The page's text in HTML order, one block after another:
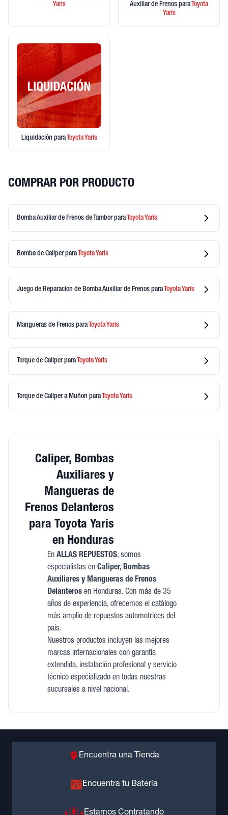
Yaris
Auxiliar de Frenos para Toyota
Yaris
Liquidación para ToyotaYaris
COMPRAR POR PRODUCTO
Bomba Auxiliar de Frenos de TamborparaToyotaYaris
Bomba de CaliperparaToyotaYaris
Juego de Reparacion de Bomba Auxiliar de Frenos paraToyotaYaris
Mangueras de Frenos paraToyotaYaris
Torque de CaliperparaToyotaYaris
Torque de Caliper a Muñon paraToyotaYaris
Caliper, Bombas
Auxiliares y
Mangueras de
Frenos Delanteros
para Toyota Yaris
en Honduras
En ALLAS REPUESTOS, somos
especialistas en Caliper, Bombas
Auxiliares y Mangueras de Frenos
Delanterosen Honduras. Con más de 35
años de experiencia, ofrecemos el catálogo
más amplio de repuestos automotrices del
país.
Nuestros productos incluyen las mejores
marcas internacionales con garantía
extendida, instalación profesional y servicio
técnico especializado en todas nuestras
sucursales a nivel nacional.
Encuentra una Tienda
Encuentra tu Batería
Estamos Contratando